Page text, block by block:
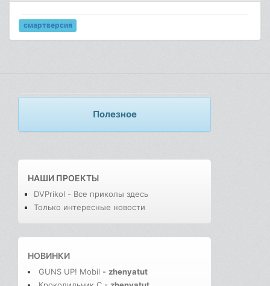
смартверсия
Полезное
НАШИ ПРОЕКТЫ
DVPrikol - Все приколы здесь
Только интересные новости
НОВИНКИ
GUNS UP! Mobil - zhenyatut